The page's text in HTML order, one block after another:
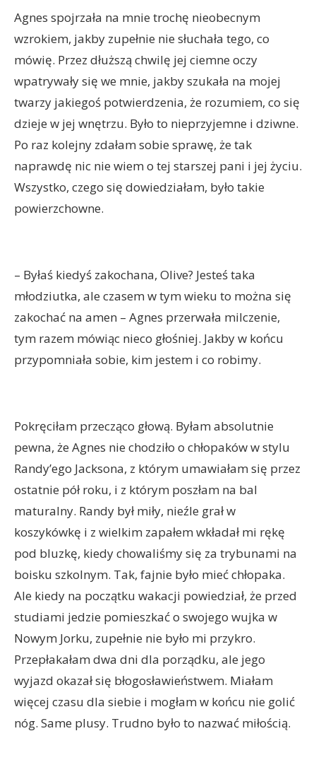
Agnes spojrzała na mnie trochę nieobecnym
wzrokiem, jakby zupełnie nie słuchała tego, co
mówię. Przez dłuższą chwilę jej ciemne oczy
wpatrywały się we mnie, jakby szukała na mojej
twarzy jakiegoś potwierdzenia, że rozumiem, co się
dzieje w jej wnętrzu. Było to nieprzyjemne i dziwne.
Po raz kolejny zdałam sobie sprawę, że tak
naprawdę nic nie wiem o tej starszej pani i jej życiu.
Wszystko, czego się dowiedziałam, było takie
powierzchowne.
– Byłaś kiedyś zakochana, Olive? Jesteś taka
młodziutka, ale czasem w tym wieku to można się
zakochać na amen – Agnes przerwała milczenie,
tym razem mówiąc nieco głośniej. Jakby w końcu
przypomniała sobie, kim jestem i co robimy.
Pokręciłam przecząco głową. Byłam absolutnie
pewna, że Agnes nie chodziło o chłopaków w stylu
Randy’ego Jacksona, z którym umawiałam się przez
ostatnie pół roku, i z którym poszłam na bal
maturalny. Randy był miły, nieźle grał w
koszykówkę i z wielkim zapałem wkładał mi rękę
pod bluzkę, kiedy chowaliśmy się za trybunami na
boisku szkolnym. Tak, fajnie było mieć chłopaka.
Ale kiedy na początku wakacji powiedział, że przed
studiami jedzie pomieszkać o swojego wujka w
Nowym Jorku, zupełnie nie było mi przykro.
Przepłakałam dwa dni dla porządku, ale jego
wyjazd okazał się błogosławieństwem. Miałam
więcej czasu dla siebie i mogłam w końcu nie golić
nóg. Same plusy. Trudno było to nazwać miłością.